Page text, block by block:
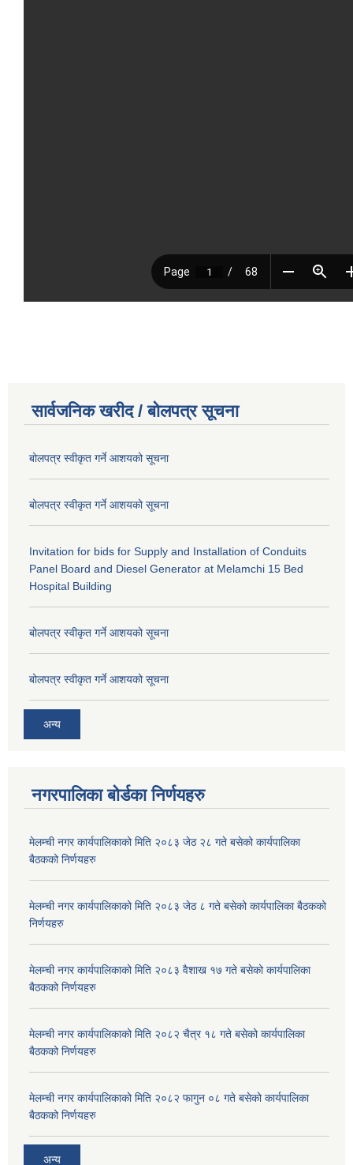
सार्वजनिक खरीद / बोलपत्र सूचना
बोलपत्र स्वीकृत गर्ने आशयको सूचना
बोलपत्र स्वीकृत गर्ने आशयको सूचना
Invitation for bids for Supply and Installation of Conduits
Panel Board and Diesel Generator at Melamchi 15 Bed
Hospital Building
बोलपत्र स्वीकृत गर्ने आशयको सूचना
बोलपत्र स्वीकृत गर्ने आशयको सूचना
अन्य
नगरपालिका बोर्डका निर्णयहरु
मेलम्ची नगर कार्यपालिकाको मिति २०८३ जेठ २८ गते बसेको कार्यपालिका
बैठकको निर्णयहरु
मेलम्ची नगर कार्यपालिकाको मिति २०८३ जेठ ८ गते बसेको कार्यपालिका बैठकको
निर्णयहरु
मेलम्ची नगर कार्यपालिकाको मिति २०८३ वैशाख १७ गते बसेको कार्यपालिका
बैठकको निर्णयहरु
मेलम्ची नगर कार्यपालिकाको मिति २०८२ चैत्र १८ गते बसेको कार्यपालिका
बैठकको निर्णयहरु
मेलम्ची नगर कार्यपालिकाको मिति २०८२ फागुन ०८ गते बसेको कार्यपालिका
बैठकको निर्णयहरु
अन्य